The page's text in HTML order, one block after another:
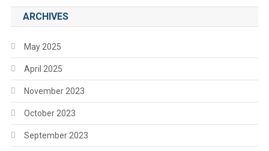
ARCHIVES
May 2025
April 2025
November 2023
October 2023
September 2023